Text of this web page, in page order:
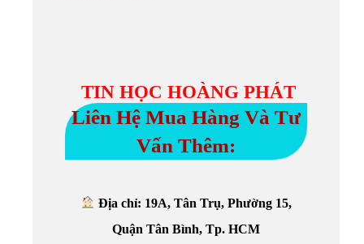
TIN HỌC HOÀNG PHÁT
Liên Hệ Mua Hàng Và Tư
Vấn Thêm:
Địa chỉ: 19A, Tân Trụ, Phường 15,
Quận Tân Bình, Tp. HCM